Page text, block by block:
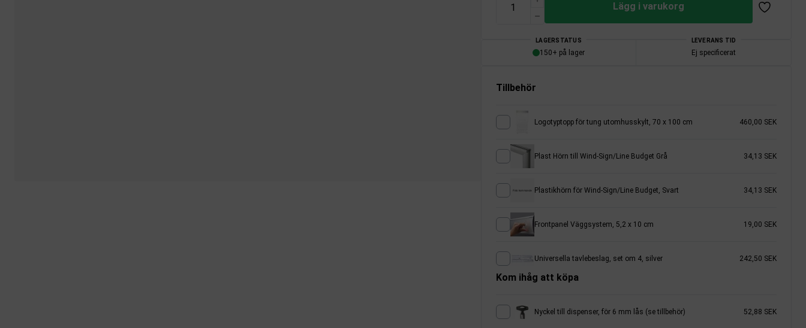
Lägg i varukorg
LAGERSTATUS
150+ på lager
LEVERANS TID
Ej specificerat
Tillbehör
Logotyptopp för tung utomhusskylt, 70 x 100 cm 460,00 SEK
Plast Hörn till Wind-Sign/Line Budget Grå 34,13 SEK
Plastikhörn för Wind-Sign/Line Budget, Svart 34,13 SEK
Frontpanel Väggsystem, 5,2 x 10 cm 19,00 SEK
Universella tavlebeslag, set om 4, silver 242,50 SEK
Kom ihåg att köpa
Nyckel till dispenser, för 6 mm lås (se tillbehör) 52,88 SEK